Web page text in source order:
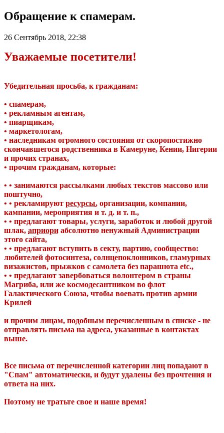
Обращение к спамерам.
26 Сентябрь 2018, 22:38
Уважаемые посетители!
Убедительная просьба, к гражданам:
• спамерам,
• рекламным агентам,
• пиарщикам,
• маркетологам,
• наследникам огромного состояния от скоропостижно
скончавшегося родственника в Камеруне, Кении, Нигерии
и прочих странах,
• прочим гражданам, которые:
• • занимаются рассылками любых текстов массово или
поштучно,
• • рекламируют ресурсы, организации, компании,
кампании, мероприятия и т. д. и т. п.,
• • предлагают товары, услуги, заработок и любой другой
шлак, априори абсолютно ненужный Администрации
этого сайта,
• • предлагают вступить в секту, партию, сообщество:
любителей фотосинтеза, солнцепоклонников, гламурных
визажистов, прыжков с самолета без парашюта etc.,
• • предлагают завербоваться волонтером в страны
Магриба, или же космодесантником во флот
Галактического Союза, чтобы воевать против армии
Крилей
и прочим лицам, подобным перечисленным в списке - не
отправлять письма на адреса, указанные в контактах
выше.
Все письма от перечисленной категории лиц попадают в
"Спам" автоматически, и будут удалены без прочтения и
ответа на них.
Поэтому не тратьте свое и наше время!